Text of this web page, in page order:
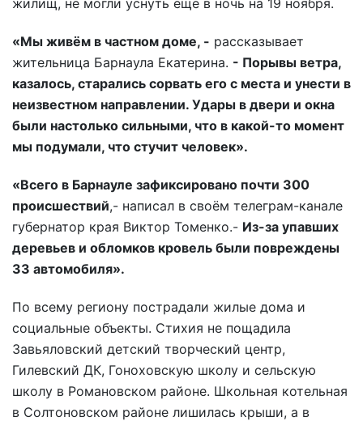
жилищ, не могли уснуть ещё в ночь на 19 ноября.
«Мы живём в частном доме, - рассказывает
жительница Барнаула Екатерина. - Порывы ветра,
казалось, старались сорвать его с места и унести в
неизвестном направлении. Удары в двери и окна
были настолько сильными, что в какой-то момент
мы подумали, что стучит человек».
«Всего в Барнауле зафиксировано почти 300
происшествий,- написал в своём телеграм-канале
губернатор края Виктор Томенко.- Из-за упавших
деревьев и обломков кровель были повреждены
33 автомобиля».
По всему региону пострадали жилые дома и
социальные объекты. Стихия не пощадила
Завьяловский детский творческий центр,
Гилевский ДК, Гоноховскую школу и сельскую
школу в Романовском районе. Школьная котельная
в Солтоновском районе лишилась крыши, а в